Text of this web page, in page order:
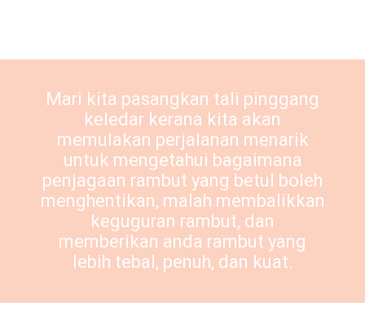
Mari kita pasangkan tali pinggang
keledar kerana kita akan
memulakan perjalanan menarik
untuk mengetahui bagaimana
penjagaan rambut yang betul boleh
menghentikan, malah membalikkan
keguguran rambut, dan
memberikan anda rambut yang
lebih tebal, penuh, dan kuat.